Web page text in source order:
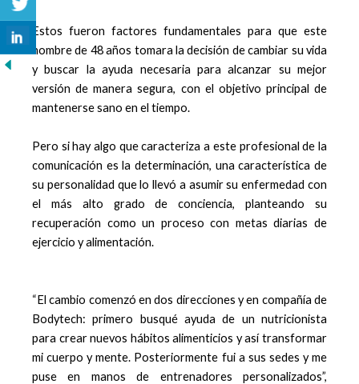
Estos fueron factores fundamentales para que este
hombre de 48 años tomara la decisión de cambiar su vida
y buscar la ayuda necesaria para alcanzar su mejor
versión de manera segura, con el objetivo principal de
mantenerse sano en el tiempo.
Pero si hay algo que caracteriza a este profesional de la
comunicación es la determinación, una característica de
su personalidad que lo llevó a asumir su enfermedad con
el más alto grado de conciencia, planteando su
recuperación como un proceso con metas diarias de
ejercicio y alimentación.
“El cambio comenzó en dos direcciones y en compañía de
Bodytech: primero busqué ayuda de un nutricionista
para crear nuevos hábitos alimenticios y así transformar
mi cuerpo y mente. Posteriormente fui a sus sedes y me
puse en manos de entrenadores personalizados”,